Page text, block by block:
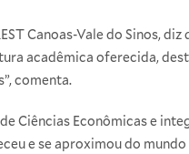
Canoas-Vale do Sinos,
acadêmica oferecida,
comenta.
Ciências Econômicas e
e se aproximou do